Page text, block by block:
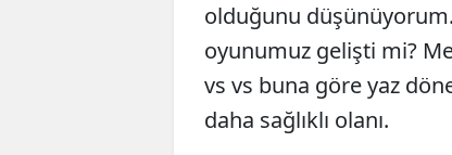
olduğunu düşünüyorum.
oyunumuz gelişti mi?
vs vs buna göre yaz
daha sağlıklı olanı.